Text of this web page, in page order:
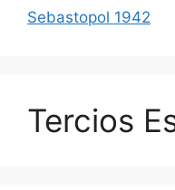
Sebastopol 1942
Tercios